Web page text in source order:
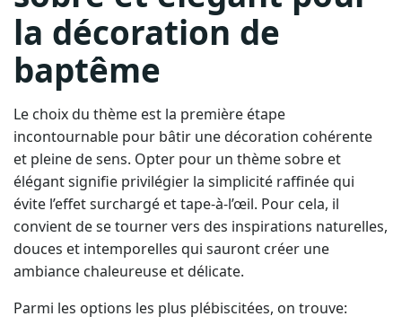
la décoration de
baptême
Le choix du thème est la première étape
incontournable pour bâtir une décoration cohérente
et pleine de sens. Opter pour un thème sobre et
élégant signifie privilégier la simplicité raffinée qui
évite l’effet surchargé et tape-à-l’œil. Pour cela, il
convient de se tourner vers des inspirations naturelles,
douces et intemporelles qui sauront créer une
ambiance chaleureuse et délicate.
Parmi les options les plus plébiscitées, on trouve: